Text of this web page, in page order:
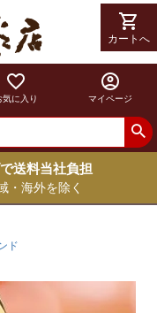
shopping_cart
カートへ
favorite_border
気に入り
account_circle
マイページ
送料当社負担
・海外を除く
ド